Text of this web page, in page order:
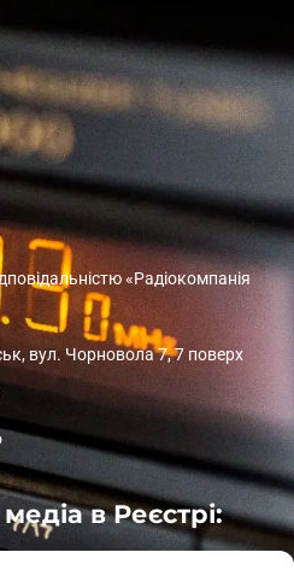
«Радіокомпанія
вул. Чорновола 7, 7 поверх
в Реєстрі: